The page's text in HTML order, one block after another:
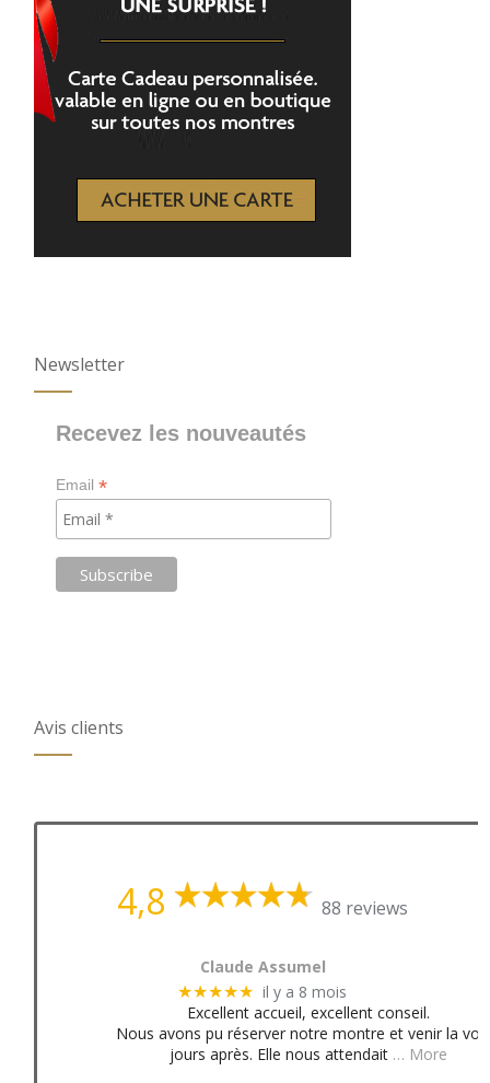
Newsletter
Recevez les nouveautés
Email*
Avis clients
4,8 88 reviews
Claude Assumel
★★★★★ il y a 8 mois
Excellent accueil, excellent conseil.
Nous avons pu réserver notre montre et venir la
jours après. Elle nous attendait … More